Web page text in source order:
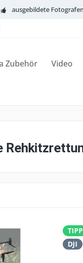
ausgebildete
Zubehör Video
DJI